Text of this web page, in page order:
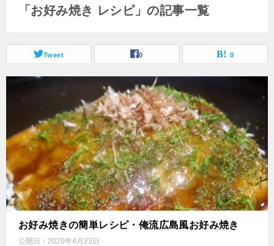
「お好み焼き レシピ」の記事一覧
Tweet 0 0
お好み焼きの簡単レシピ・俺流広島風お好み焼き
公開日： 2020年4月23日